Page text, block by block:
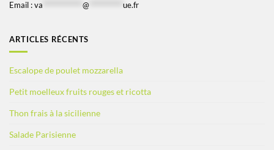
Email : va @ ue.fr
ARTICLES RÉCENTS
Escalope de poulet mozzarella
Petit moelleux fruits rouges et ricotta
Thon frais à la sicilienne
Salade Parisienne